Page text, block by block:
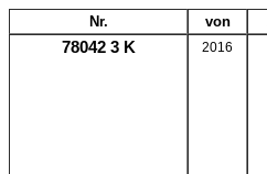
Nr. von
78042 3 K 2016